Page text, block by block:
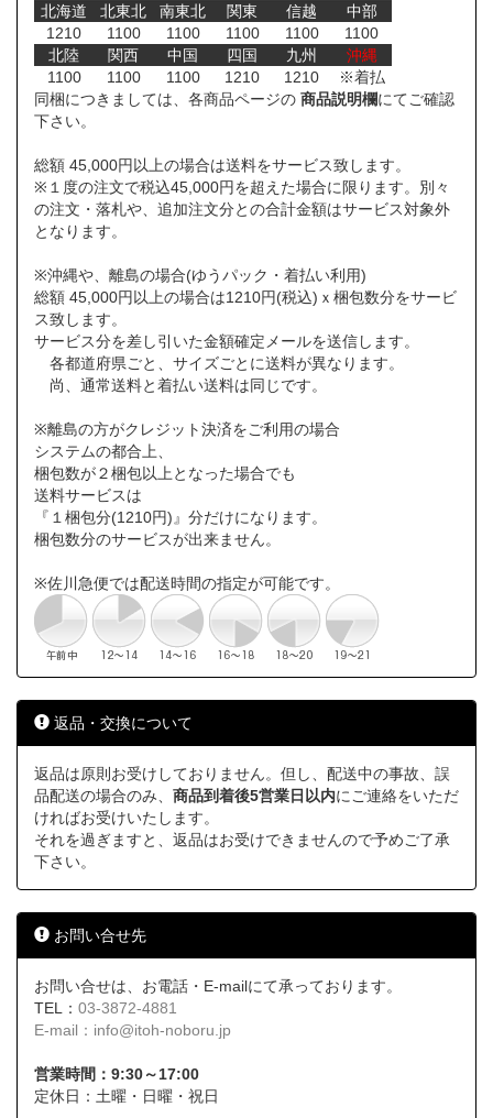
北海道
北東北 南東北 関東 信越
中部
1210
1100 1100 1100 1100
1100
北陸
関西 中国 四国 九州
沖縄
1100
1100 1100 1210 1210
※着払
同梱につきましては、各商品ページの 商品説明欄にてご確認
下さい。
総額 45,000円以上の場合は送料をサービス致します。
※１度の注文で税込45,000円を超えた場合に限ります。別々
の注文・落札や、追加注文分との合計金額はサービス対象外
となります。
※沖縄や、離島の場合(ゆうパック・着払い利用)
総額 45,000円以上の場合は1210円(税込)ｘ梱包数分をサービ
ス致します。
サービス分を差し引いた金額確定メールを送信します。
各都道府県ごと、サイズごとに送料が異なります。
尚、通常送料と着払い送料は同じです。
※離島の方がクレジット決済をご利用の場合
システムの都合上、
梱包数が２梱包以上となった場合でも
送料サービスは
『１梱包分(1210円)』分だけになります。
梱包数分のサービスが出来ません。
※佐川急便では配送時間の指定が可能です。
返品・交換について
返品は原則お受けしておりません。但し、配送中の事故、誤
品配送の場合のみ、 商品到着後5営業日以内にご連絡をいただ
ければお受けいたします。
それを過ぎますと、返品はお受けできませんので予めご了承
下さい。
お問い合せ先
お問い合せは、お電話・E-mailにて承っております。
TEL： 03-3872-4881
E-mail： info@itoh-noboru.jp
営業時間：9:30～17:00
定休日：土曜・日曜・祝日